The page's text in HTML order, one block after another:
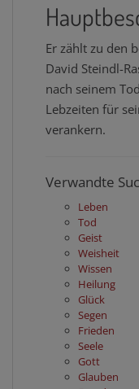
Er zählt zu den
David Steindl-
nach seinem
Lebzeiten für
verankern.
Verwandte
Leben
Tod
Geist
Weisheit
Wissen
Heilung
Glück
Segen
Frieden
Seele
Gott
Glauben